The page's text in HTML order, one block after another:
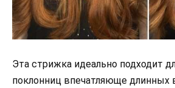
Эта стрижка идеально подходит
поклонниц впечатляюще длинных